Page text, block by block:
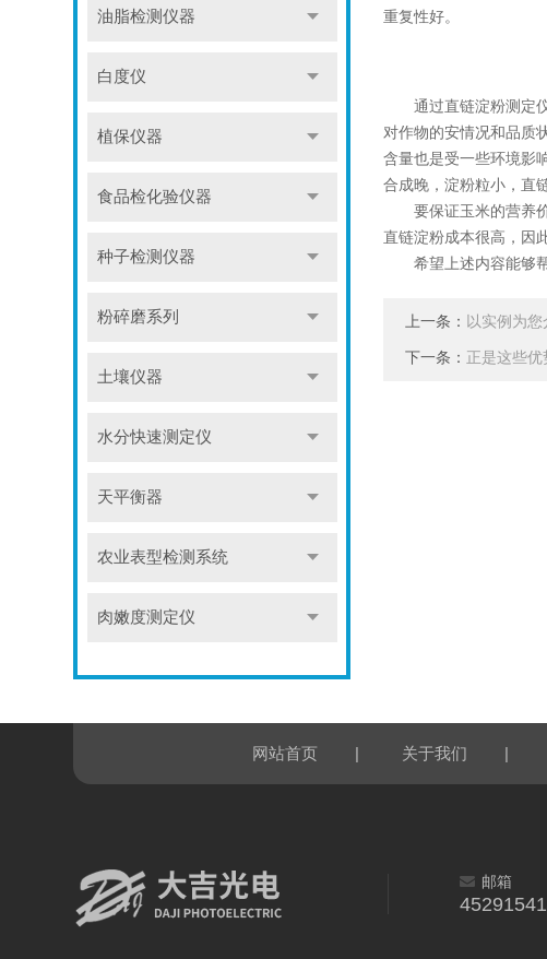
油脂检测仪器
白度仪
植保仪器
食品检化验仪器
种子检测仪器
粉碎磨系列
土壤仪器
水分快速测定仪
天平衡器
农业表型检测系统
肉嫩度测定仪
重复性好。
通过直链淀粉测定仪
对作物的安情况和品质
含量也是受一些环境影
合成晚，淀粉粒小，直
要保证玉米的营养价
直链淀粉成本很高，因
希望上述内容能够帮
上一条： 以实例为
下一条： 正是这些
网站首页 | 关于我们 |
邮箱